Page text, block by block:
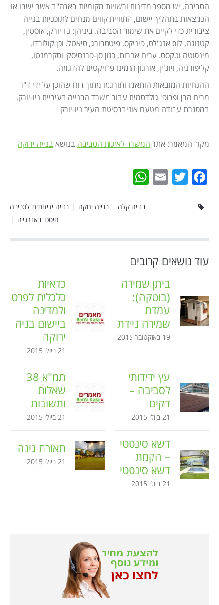
הסביבה, יש מספר מדינות ורשויות מקומיות בארה"ב אשר ישמו או
הנמצאות בתהליך יישום, התוויית קווים מנחים לתוכניות בנייה
ציבורית כדי לקיים את שימור הסביבה. ביניהן: ניו יורק, אוסטין,
קטנוגה, לוס אנג'לס, פיניקס, פיטסבורג, סיאטל, וכן קולורדו,
מינסוטה וטקסס. ערים אחרות, כגון סן-פרנסיסקו וסקרמנטו,
קליפורניה, ויוג'ין, אורגון הזמינו פרויקטים להדגמה.
ההנחיות המובאות הותאמו ותורגמו מתוך דוח שהוכן על ידי ד"ר
מרים הרן ופרופ' גולדסמית עבור משרד הבנייה בעיריית ניו-יורק,
במסגרת עבודה מטעם אוניברסיטת העיר ניו-יורק
מקור המאמר: אתר המשרד לאיכות הסביבה בנושא בנייה ירוקה
Facebook
Twitter
Email
בנייה ידידותית לסביבה בנייה ירוקה
בנייה קלה
חיסכון באנרגייה
עוד נושאים קרובים
ביתן שמירה
(בוטקה):
עמדת
שמירה ניידת
19 באוקטובר 2015
כדאיות
כלכלית לפרט
ולמדינה
ביישום בניה
ירוקה
21 ביולי 2015
עץ ידידותי
לסביבה –
דקים
21 ביולי 2015
תמ"א 38
שאלות
ותשובות
21 ביולי 2015
דשא סינטטי
– הקמת
דשא סינטטי
21 ביולי 2015
תאורת גינה
21 ביולי 2015